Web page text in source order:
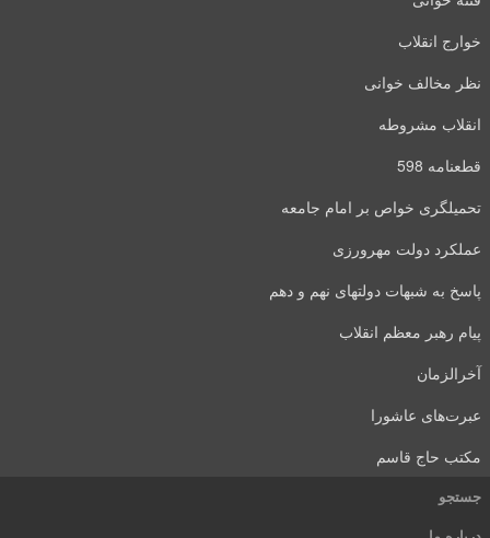
خوارج انقلاب
نظر مخالف خوانی
انقلاب مشروطه
قطعنامه 598
تحمیلگری خواص بر امام جامعه
عملکرد دولت مهرورزی
پاسخ به شبهات دولتهای نهم و دهم
پیام رهبر معظم انقلاب
آخرالزمان
عبرت‌های عاشورا
مکتب حاج قاسم
جستجو